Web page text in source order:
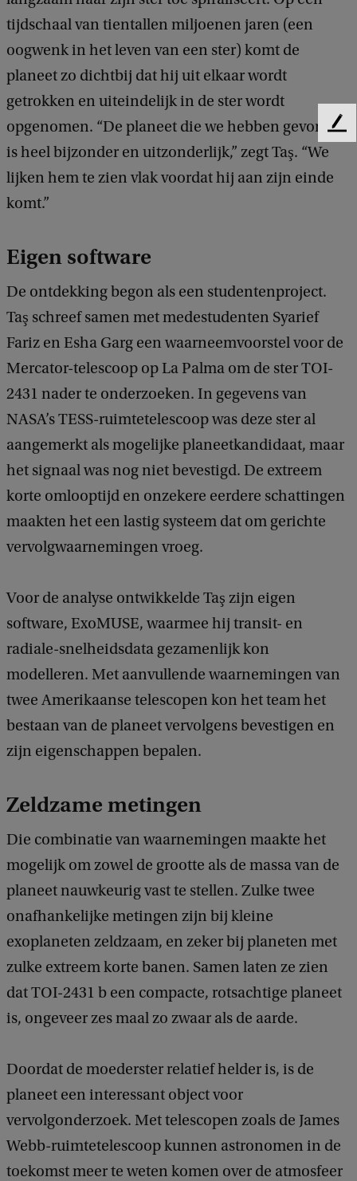
tijdschaal van tientallen miljoenen jaren (een
oogwenk in het leven van een ster) komt de
planeet zo dichtbij dat hij uit elkaar wordt
getrokken en uiteindelijk in de ster wordt
opgenomen. “De planeet die we hebben gevonden
is heel bijzonder en uitzonderlijk,” zegt Taş. “We
lijken hem te zien vlak voordat hij aan zijn einde
komt.”
Eigen software
De ontdekking begon als een studentenproject.
Taş schreef samen met medestudenten Syarief
Fariz en Esha Garg een waarneemvoorstel voor de
Mercator-telescoop op La Palma om de ster TOI-
2431 nader te onderzoeken. In gegevens van
NASA’s TESS-ruimtetelescoop was deze ster al
aangemerkt als mogelijke planeetkandidaat, maar
het signaal was nog niet bevestigd. De extreem
korte omlooptijd en onzekere eerdere schattingen
maakten het een lastig systeem dat om gerichte
vervolgwaarnemingen vroeg.
Voor de analyse ontwikkelde Taş zijn eigen
software, ExoMUSE, waarmee hij transit- en
radiale-snelheidsdata gezamenlijk kon
modelleren. Met aanvullende waarnemingen van
twee Amerikaanse telescopen kon het team het
bestaan van de planeet vervolgens bevestigen en
zijn eigenschappen bepalen.
Zeldzame metingen
Die combinatie van waarnemingen maakte het
mogelijk om zowel de grootte als de massa van de
planeet nauwkeurig vast te stellen. Zulke twee
onafhankelijke metingen zijn bij kleine
exoplaneten zeldzaam, en zeker bij planeten met
zulke extreem korte banen. Samen laten ze zien
dat TOI-2431 b een compacte, rotsachtige planeet
is, ongeveer zes maal zo zwaar als de aarde.
Doordat de moederster relatief helder is, is de
planeet een interessant object voor
vervolgonderzoek. Met telescopen zoals de James
Webb-ruimtetelescoop kunnen astronomen in de
toekomst meer te weten komen over de atmosfeer
F